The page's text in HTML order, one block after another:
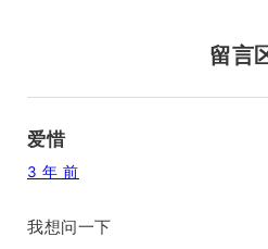
留言
爱惜
3 年 前
我想问一下